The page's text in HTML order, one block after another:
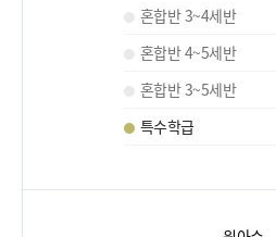
혼합반 3~4세반
혼합반 4~5세반
혼합반 3~5세반
특수학급